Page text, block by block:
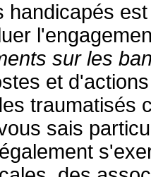
handicapés
sur les
et
traumatisés
sais